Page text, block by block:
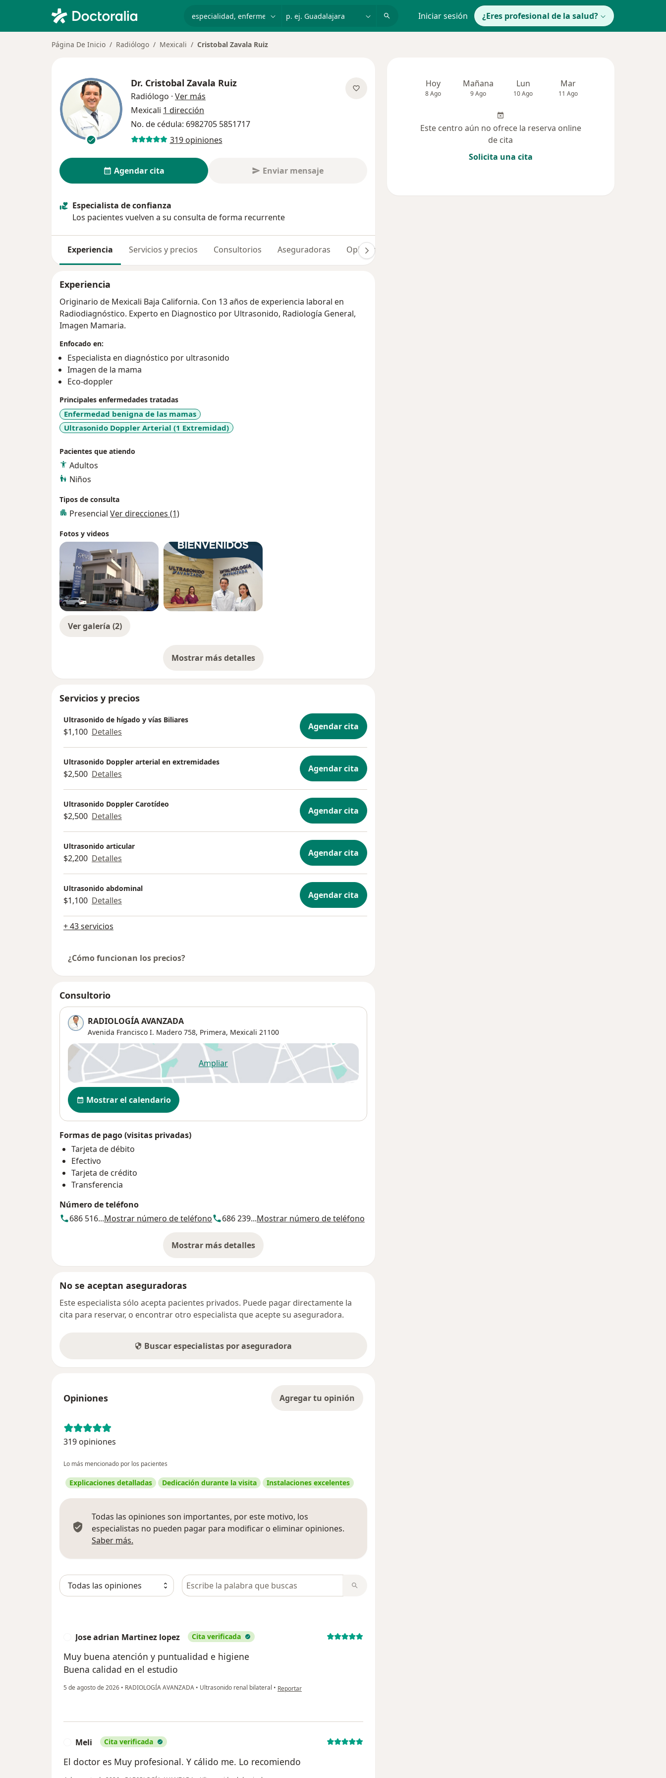
Iniciar sesión ¿Eres profesional de la salud?
Página De Inicio Radiólogo Mexicali Cristobal Zavala Ruiz
Dr. Cristobal Zavala Ruiz
Radiólogo · Ver más
Mexicali 1 dirección
No. de cédula: 6982705 5851717
319 opiniones
Agendar cita Enviar mensaje
Especialista de confianza
Los pacientes vuelven a su consulta de forma recurrente
Experiencia Servicios y precios Consultorios Aseguradoras Opiniones (319)
Experiencia
Originario de Mexicali Baja California. Con 13 años de experiencia laboral en
Radiodiagnóstico. Experto en Diagnostico por Ultrasonido, Radiología General,
Imagen Mamaria.
Enfocado en:
Especialista en diagnóstico por ultrasonido
Imagen de la mama
Eco-doppler
Principales enfermedades tratadas
Enfermedad benigna de las mamas
Ultrasonido Doppler Arterial (1 Extremidad)
Pacientes que atiendo
Adultos
Niños
Tipos de consulta
Presencial Ver direcciones (1)
Fotos y videos
Ver galería (2)
Mostrar más detalles
sobre la experiencia
Servicios y precios
Ultrasonido de hígado y vías Biliares
$1,100 Detalles Agendar cita
Ultrasonido Doppler arterial en extremidades
$2,500 Detalles Agendar cita
Ultrasonido Doppler Carotídeo
$2,500 Detalles Agendar cita
Ultrasonido articular
$2,200 Detalles Agendar cita
Ultrasonido abdominal
$1,100 Detalles Agendar cita
+ 43 servicios
¿Cómo funcionan los precios?
Consultorio
RADIOLOGÍA AVANZADA
Avenida Francisco I. Madero 758, Primera, Mexicali 21100
Ampliarse abre en una nueva pestaña
Disponibilidad
Mostrar el calendario
Formas de pago (visitas privadas)
Tarjeta de débito
Efectivo
Tarjeta de crédito
Transferencia
Número de teléfono
686 516...Mostrar número de teléfono 686 239...Mostrar número de teléfono
Mostrar más detalles
sobre la dirección
No se aceptan aseguradoras
Este especialista sólo acepta pacientes privados. Puede pagar directamente la
cita para reservar, o encontrar otro especialista que acepte su aseguradora.
Buscar especialistas por aseguradora
Opiniones Agregar tu opinión
319 opiniones
Lo más mencionado por los pacientes
Explicaciones detalladas Dedicación durante la visita Instalaciones excelentes
Todas las opiniones son importantes, por este motivo, los
especialistas no pueden pagar para modificar o eliminar opiniones.
Saber más.
Busca en opiniones
Jose adrian Martinez lopez Cita verificada
Muy buena atención y puntualidad e higiene
Buena calidad en el estudio
5 de agosto de 2026 • RADIOLOGÍA AVANZADA • Ultrasonido renal bilateral • en opinión del usuario Jose adrian Martinez lopez
Reportar
Meli Cita verificada
El doctor es Muy profesional. Y cálido me. Lo recomiendo
Hoy
8 Ago
Mañana
9 Ago
Lun
10 Ago
Mar
11 Ago
Este centro aún no ofrece la reserva online
de cita
Solicita una cita